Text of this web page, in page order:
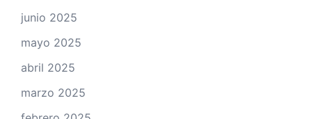
junio 2025
mayo 2025
abril 2025
marzo 2025